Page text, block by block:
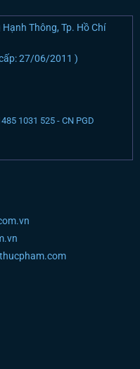
Thông, Tp. Hồ Chí
27/06/2011 )
1031 525 - CN PGD